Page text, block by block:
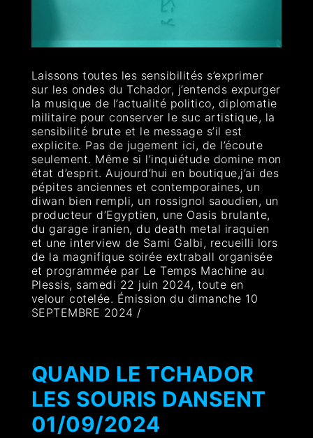
Laissons toutes les sensibilités s’exprimer
sur les ondes du Tchador, j’entends expurger
la musique de l’actualité politico, diplomatie
militaire pour conserver le suc artistique, la
sensibilité brute et le message s’il est
explicite. Pas de jugement ici, de l’écoute
seulement. Même si l’inquiétude domine mon
état d’esprit. Aujourd’hui en boutique,j’ai des
pépites anciennes et contemporaines, un
diwan bien rempli, un rossignol saoudien, un
producteur d’Egyptien, une Oasis brulante,
du garage iranien, du death metal iraquien
et une interview de Sami Galbi, recueilli lors
de la magnifique soirée extraball organisée
et programmée par Le Temps Machine au
Plessis, samedi 22 juin 2024, toute en
velour cotelée. Émission du dimanche 10
SEPTEMBRE 2024 /
QUAND LE TCHADOR
LES SOURIS DANSENT
01/09/2024